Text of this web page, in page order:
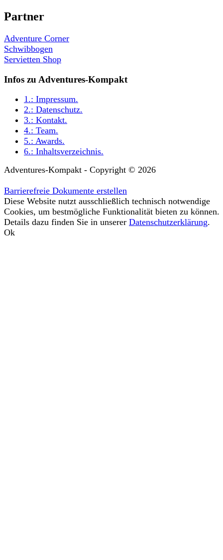
Partner
Adventure Corner
Schwibbogen
Servietten Shop
Infos zu Adventures-Kompakt
1.: Impressum.
2.: Datenschutz.
3.: Kontakt.
4.: Team.
5.: Awards.
6.: Inhaltsverzeichnis.
Adventures-Kompakt - Copyright © 2026
Barrierefreie Dokumente erstellen
Diese Website nutzt ausschließlich technisch notwendige
Cookies, um bestmögliche Funktionalität bieten zu können.
Details dazu finden Sie in unserer Datenschutzerklärung.
Ok